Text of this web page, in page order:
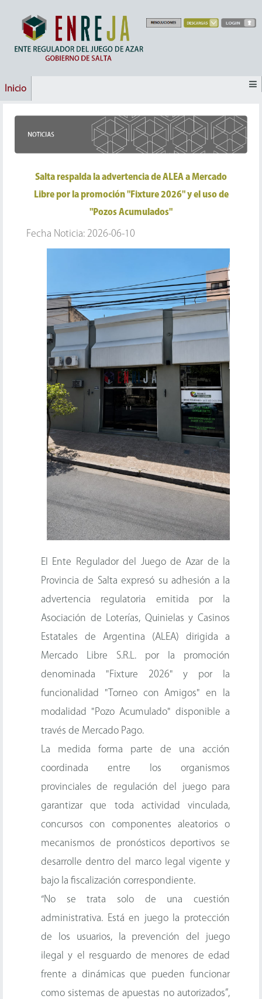
Inicio
Salta respalda la advertencia de ALEA a Mercado
Libre por la promoción "Fixture 2026" y el uso de
"Pozos Acumulados"
Fecha Noticia: 2026-06-10
El Ente Regulador del Juego de Azar de la
Provincia de Salta expresó su adhesión a la
advertencia regulatoria emitida por la
Asociación de Loterías, Quinielas y Casinos
Estatales de Argentina (ALEA) dirigida a
Mercado Libre S.R.L. por la promoción
denominada "Fixture 2026" y por la
funcionalidad "Torneo con Amigos" en la
modalidad "Pozo Acumulado" disponible a
través de Mercado Pago.
La medida forma parte de una acción
coordinada entre los organismos
provinciales de regulación del juego para
garantizar que toda actividad vinculada,
concursos con componentes aleatorios o
mecanismos de pronósticos deportivos se
desarrolle dentro del marco legal vigente y
bajo la fiscalización correspondiente.
“No se trata solo de una cuestión
administrativa. Está en juego la protección
de los usuarios, la prevención del juego
ilegal y el resguardo de menores de edad
frente a dinámicas que pueden funcionar
como sistemas de apuestas no autorizados”,